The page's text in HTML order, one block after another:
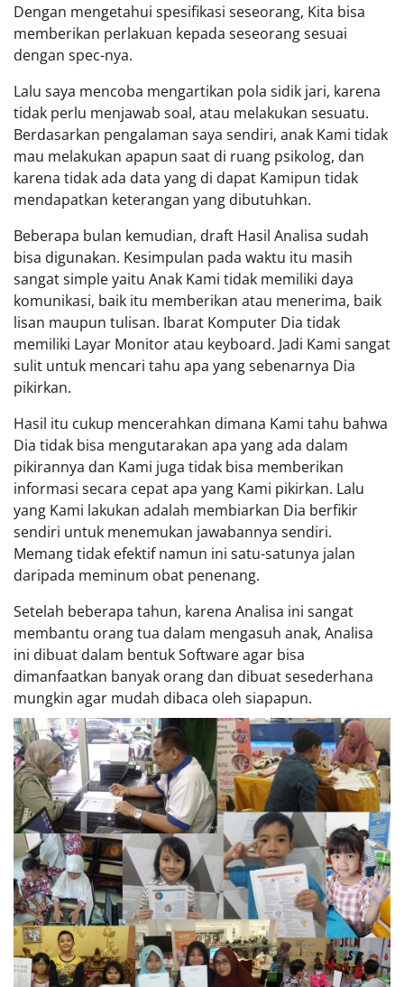
Dengan mengetahui spesifikasi seseorang, Kita bisa
memberikan perlakuan kepada seseorang sesuai
dengan spec-nya.
Lalu saya mencoba mengartikan pola sidik jari, karena
tidak perlu menjawab soal, atau melakukan sesuatu.
Berdasarkan pengalaman saya sendiri, anak Kami tidak
mau melakukan apapun saat di ruang psikolog, dan
karena tidak ada data yang di dapat Kamipun tidak
mendapatkan keterangan yang dibutuhkan.
Beberapa bulan kemudian, draft Hasil Analisa sudah
bisa digunakan. Kesimpulan pada waktu itu masih
sangat simple yaitu Anak Kami tidak memiliki daya
komunikasi, baik itu memberikan atau menerima, baik
lisan maupun tulisan. Ibarat Komputer Dia tidak
memiliki Layar Monitor atau keyboard. Jadi Kami sangat
sulit untuk mencari tahu apa yang sebenarnya Dia
pikirkan.
Hasil itu cukup mencerahkan dimana Kami tahu bahwa
Dia tidak bisa mengutarakan apa yang ada dalam
pikirannya dan Kami juga tidak bisa memberikan
informasi secara cepat apa yang Kami pikirkan. Lalu
yang Kami lakukan adalah membiarkan Dia berfikir
sendiri untuk menemukan jawabannya sendiri.
Memang tidak efektif namun ini satu-satunya jalan
daripada meminum obat penenang.
Setelah beberapa tahun, karena Analisa ini sangat
membantu orang tua dalam mengasuh anak, Analisa
ini dibuat dalam bentuk Software agar bisa
dimanfaatkan banyak orang dan dibuat sesederhana
mungkin agar mudah dibaca oleh siapapun.